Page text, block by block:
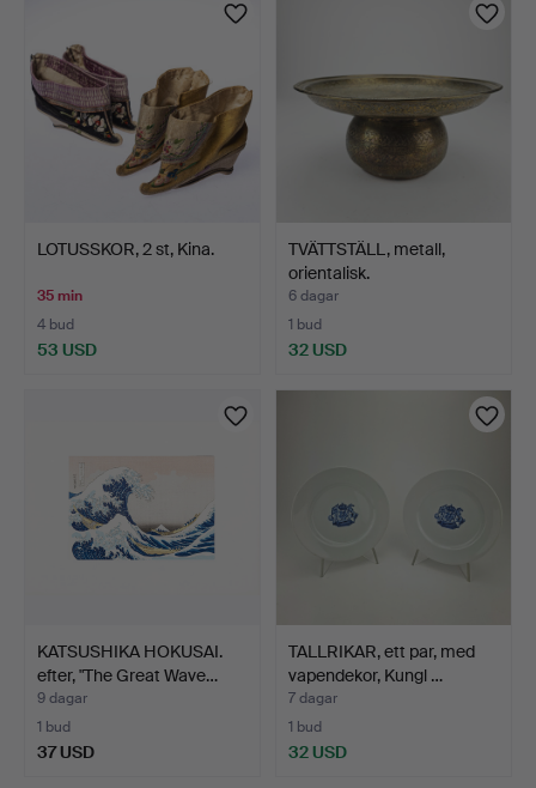
LOTUSSKOR, 2 st, Kina.
35 min
4 bud
53 USD
TVÄTTSTÄLL, metall,
orientalisk.
6 dagar
1 bud
32 USD
KATSUSHIKA HOKUSAI.
efter, "The Great Wave…
9 dagar
1 bud
37 USD
TALLRIKAR, ett par, med
vapendekor, Kungl …
7 dagar
1 bud
32 USD